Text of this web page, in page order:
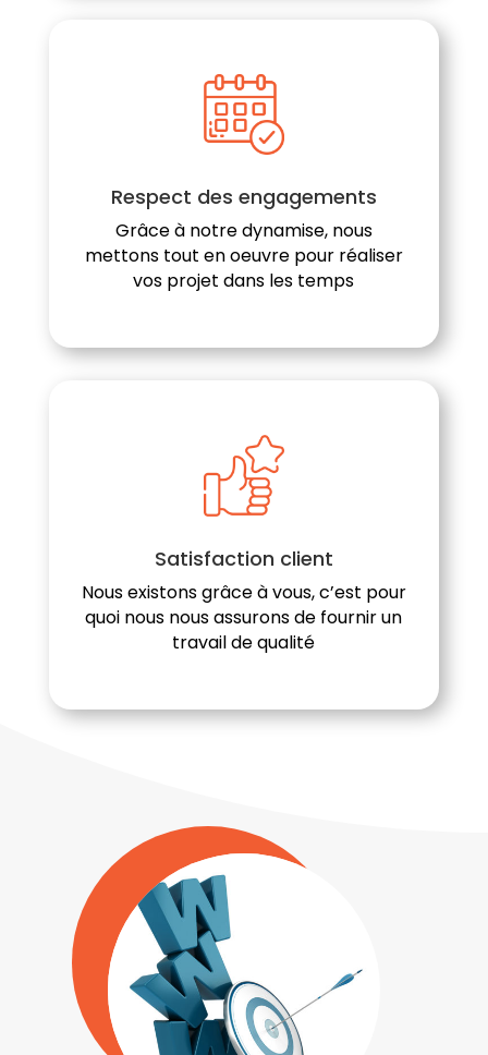
Respect des engagements
Grâce à notre dynamise, nous
mettons tout en oeuvre pour réaliser
vos projet dans les temps
Satisfaction client
Nous existons grâce à vous, c’est pour
quoi nous nous assurons de fournir un
travail de qualité